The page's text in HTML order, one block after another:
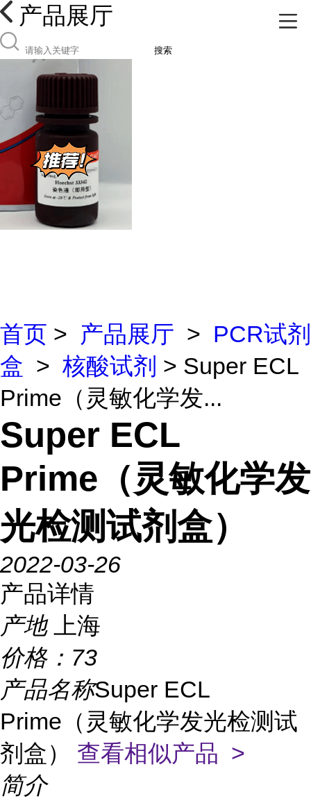
产品展厅
搜索
首页 > 产品展厅 > PCR试剂
盒 > 核酸试剂 > Super ECL
Prime（灵敏化学发...
Super ECL
Prime（灵敏化学发
光检测试剂盒）
2022-03-26
产品详情
产地
上海
价格： 73
产品名称Super ECL
Prime（灵敏化学发光检测试
剂盒） 查看相似产品 >
简介